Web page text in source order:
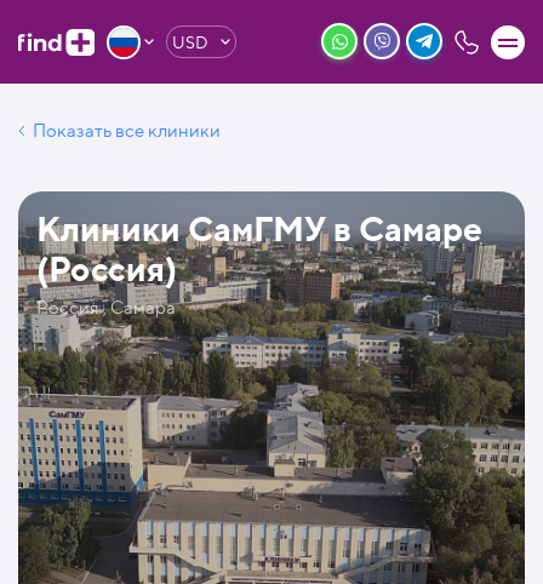
USD
Показать все клиники
Клиники СамГМУ в Самаре
(Россия)
Россия , Самара